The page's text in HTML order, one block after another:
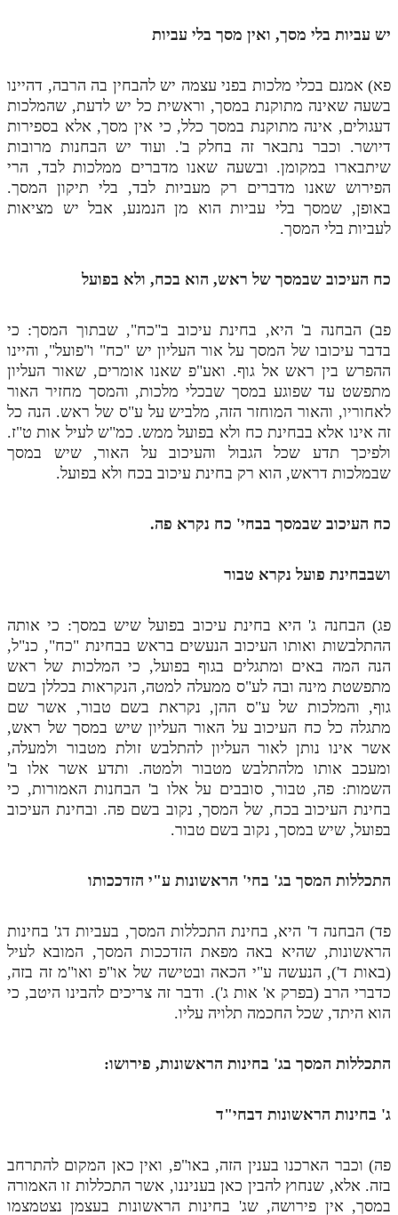
תלמוד עשר הספירות חלק יב
תלמוד עשר הספירות חלק יג
תלמוד עשר הספירות חלק יד
תלמוד עשר הספירות חלק טו
תלמוד עשר הספירות חלק טז
אודות האתר
אודות האתר
בעל הסולם
אתר הבית
לאתר ספר הרב
דף היומי בזוהר הקדוש
יש עביות בלי מסך, ואין מסך בלי עביות
פא) אמנם בכלי מלכות בפני עצמה יש להבחין בה הרבה, דהיינו
בשעה שאינה מתוקנת במסך, וראשית כל יש לדעת, שהמלכות
דעגולים, אינה מתוקנת במסך כלל, כי אין מסך, אלא בספירות
דיושר. וכבר נתבאר זה בחלק ב'. ועוד יש הבחנות מרובות
שיתבארו במקומן. ובשעה שאנו מדברים ממלכות לבד, הרי
הפירוש שאנו מדברים רק מעביות לבד, בלי תיקון המסך.
באופן, שמסך בלי עביות הוא מן הנמנע, אבל יש מציאות
לעביות בלי המסך.
כח העיכוב שבמסך של ראש, הוא בכח, ולא בפועל
פב) הבחנה ב' היא, בחינת עיכוב ב"כח", שבתוך המסך: כי
בדבר עיכובו של המסך על אור העליון יש "כח" ו"פועל", והיינו
ההפרש בין ראש אל גוף. ואע"פ שאנו אומרים, שאור העליון
מתפשט עד שפוגע במסך שבכלי מלכות, והמסך מחזיר האור
לאחוריו, והאור המוחזר הזה, מלביש על ע"ס של ראש. הנה כל
זה אינו אלא בבחינת כח ולא בפועל ממש. כמ"ש לעיל אות ט"ז.
ולפיכך תדע שכל הגבול והעיכוב על האור, שיש במסך
שבמלכות דראש, הוא רק בחינת עיכוב בכח ולא בפועל.
כח העיכוב שבמסך בבחי' כח נקרא פה.
ושבבחינת פועל נקרא טבור
פג) הבחנה ג' היא בחינת עיכוב בפועל שיש במסך: כי אותה
ההתלבשות ואותו העיכוב הנעשים בראש בבחינת "כח", כנ"ל,
הנה המה באים ומתגלים בגוף בפועל, כי המלכות של ראש
מתפשטת מינה ובה לע"ס ממעלה למטה, הנקראות בכללן בשם
גוף, והמלכות של ע"ס ההן, נקראת בשם טבור, אשר שם
מתגלה כל כח העיכוב על האור העליון שיש במסך של ראש,
אשר אינו נותן לאור העליון להתלבש זולת מטבור ולמעלה,
ומעכב אותו מלהתלבש מטבור ולמטה. ותדע אשר אלו ב'
השמות: פה, טבור, סובבים על אלו ב' הבחנות האמורות, כי
בחינת העיכוב בכח, של המסך, נקוב בשם פה. ובחינת העיכוב
בפועל, שיש במסך, נקוב בשם טבור.
התכללות המסך בג' בחי' הראשונות ע"י הזדככותו
פד) הבחנה ד' היא, בחינת התכללות המסך, בעביות דג' בחינות
הראשונות, שהיא באה מפאת הזדככות המסך, המובא לעיל
(באות ד'), הנעשה ע"י הכאה ובטישה של או"פ ואו"מ זה בזה,
כדברי הרב (בפרק א' אות ג'). ודבר זה צריכים להבינו היטב, כי
הוא היתד, שכל החכמה תלויה עליו.
התכללות המסך בג' בחינות הראשונות, פירושו:
ג' בחינות הראשונות דבחי"ד
פה) וכבר הארכנו בענין הזה, באו"פ, ואין כאן המקום להתרחב
בזה. אלא, שנחוץ להבין כאן בעניננו, אשר התכללות זו האמורה
במסך, אין פירושה, שג' בחינות הראשונות בעצמן נצטמצמו